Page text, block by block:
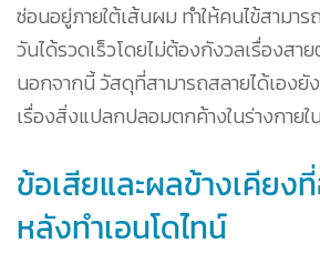
ซ่อนอยู่ภายใต้เส้นผม ทำให้คนไข้สามาร
วันได้รวดเร็วโดยไม่ต้องกังวลเรื่องสา
นอกจากนี้ วัสดุที่สามารถสลายได้เองยั
เรื่องสิ่งแปลกปลอมตกค้างในร่างกายใน
ข้อเสียและผลข้างเคียง
หลังทำเอนโดไทน์